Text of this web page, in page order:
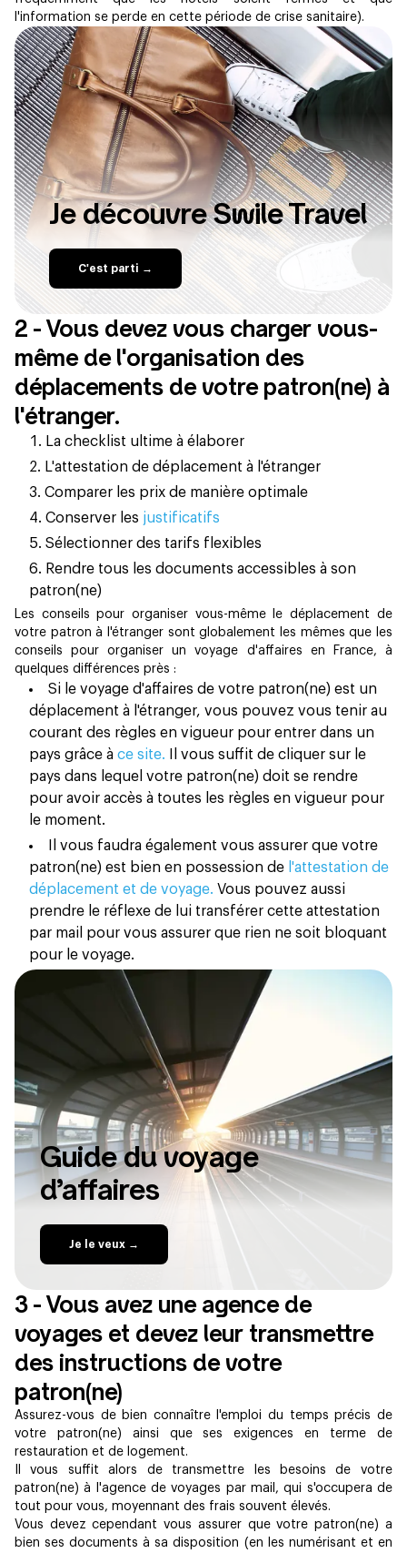
l'information se perde en cette période de crise sanitaire).
Je découvre Swile Travel
C'est parti →
2 - Vous devez vous charger vous-
même de l'organisation des
déplacements de votre patron(ne) à
l'étranger.
La checklist ultime à élaborer
L'attestation de déplacement à l'étranger
Comparer les prix de manière optimale
Conserver les justificatifs
Sélectionner des tarifs flexibles
Rendre tous les documents accessibles à son
patron(ne)
Les conseils pour organiser vous-même le déplacement de
votre patron à l'étranger sont globalement les mêmes que les
conseils pour organiser un voyage d'affaires en France, à
quelques différences près :
Si le voyage d'affaires de votre patron(ne) est un
déplacement à l'étranger, vous pouvez vous tenir au
courant des règles en vigueur pour entrer dans un
pays grâce à ce site.
Il vous suffit de cliquer sur le
pays dans lequel votre patron(ne) doit se rendre
pour avoir accès à toutes les règles en vigueur pour
le moment.
Il vous faudra également vous assurer que votre
patron(ne) est bien en possession de l'attestation de
déplacement et de voyage. Vous pouvez aussi
prendre le réflexe de lui transférer cette attestation
par mail pour vous assurer que rien ne soit bloquant
pour le voyage.
Guide du voyage
d’affaires
Je le veux →
3 - Vous avez une agence de
voyages et devez leur transmettre
des instructions de votre
patron(ne)
Assurez-vous de bien connaître l'emploi du temps précis de
votre patron(ne) ainsi que ses exigences en terme de
restauration et de logement.
Il vous suffit alors de transmettre les besoins de votre
patron(ne) à l'agence de voyages par mail, qui s'occupera de
tout pour vous, moyennant des frais souvent élevés.
Vous devez cependant vous assurer que votre patron(ne) a
bien ses documents à sa disposition (en les numérisant et en